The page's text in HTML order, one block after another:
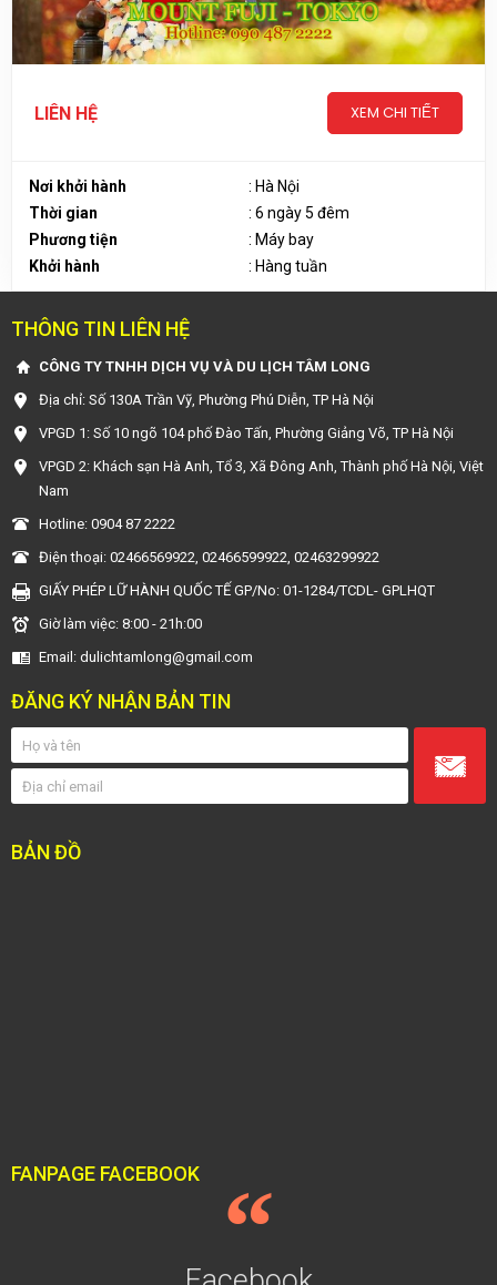
LIÊN HỆ XEM CHI TIẾT
Nơi khởi hành
: Hà Nội
Thời gian
: 6 ngày 5 đêm
Phương tiện
: Máy bay
Khởi hành
: Hàng tuần
THÔNG TIN LIÊN HỆ
CÔNG TY TNHH DỊCH VỤ VÀ DU LỊCH TÂM LONG
Địa chỉ: Số 130A Trần Vỹ, Phường Phú Diễn, TP Hà Nội
VPGD 1: Số 10 ngõ 104 phố Đào Tấn, Phường Giảng Võ, TP Hà Nội
VPGD 2: Khách sạn Hà Anh, Tổ 3, Xã Đông Anh, Thành phố Hà Nội, Việt
Nam
Hotline: 0904 87 2222
Điện thoại: 02466569922, 02466599922, 02463299922
GIẤY PHÉP LỮ HÀNH QUỐC TẾ GP/No: 01-1284/TCDL- GPLHQT
Giờ làm việc: 8:00 - 21h:00
Email: dulichtamlong@gmail.com
ĐĂNG KÝ NHẬN BẢN TIN
BẢN ĐỒ
FANPAGE FACEBOOK